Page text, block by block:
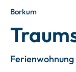
Borkum
Ferienwohnung